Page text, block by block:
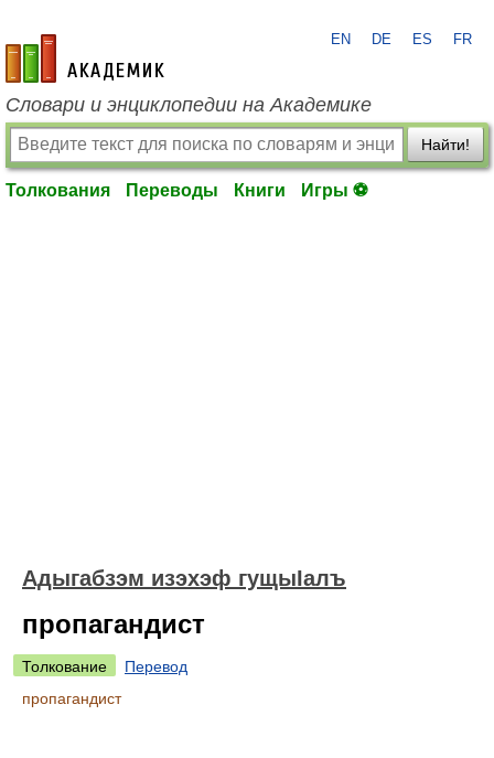
academic.ru
EN DE ES FR
Словари и энциклопедии на Академике
Найти!
Толкования Переводы Книги Игры ⚽
Адыгабзэм изэхэф гущыIалъ
пропагандист
Толкование
Перевод
пропагандист